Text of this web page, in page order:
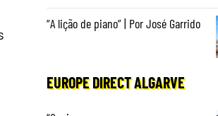
“A lição de piano” | Por José Garrido
EUROPE DIRECT ALGARVE